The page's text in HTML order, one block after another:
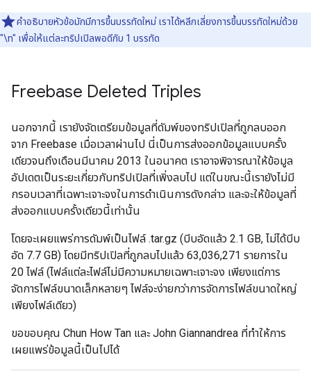
คำอธิบายหัวข้อมักมีการขึ้นบรรทัดใหม่ เราได้หลีกเลี่ยงการขึ้นบรรทัดใหม่ด้วย
"\n" เพื่อให้แต่ละทริปเปิลพอดีกับ 1 บรรทัด
Freebase Deleted Triples
นอกจากนี้ เรายังจัดเตรียมข้อมูลที่ดัมพ์ของทริปเปิลที่ถูกลบออก
จาก Freebase เมื่อเวลาผ่านไป นี่เป็นการส่งออกข้อมูลแบบครั้ง
เดียวจนถึงเดือนมีนาคม 2013 ในอนาคต เราอาจพิจารณาให้ข้อมูล
อัปเดตเป็นระยะเกี่ยวกับทริปเปิลที่เพิ่งลบไป แต่ในขณะนี้เรายังไม่มี
กรอบเวลาที่เฉพาะเจาะจงในการดำเนินการดังกล่าว และจะให้ข้อมูลที่
ส่งออกแบบครั้งเดียวนี้เท่านั้น
โดยจะเผยแพร่การดัมพ์เป็นไฟล์ .tar.gz (บีบอัดแล้ว 2.1 GB, ไม่ได้บีบ
อัด 7.7 GB) โดยมีทริปเปิลที่ถูกลบไปแล้ว 63,036,271 รายการใน
20 ไฟล์ (ไฟล์แต่ละไฟล์ไม่มีความหมายเฉพาะเจาะจง เพียงแต่การ
จัดการไฟล์ขนาดเล็กหลายๆ ไฟล์จะง่ายกว่าการจัดการไฟล์ขนาดใหญ่
เพียงไฟล์เดียว)
ขอขอบคุณ Chun How Tan และ John Giannandrea ที่ทำให้การ
เผยแพร่ข้อมูลนี้เป็นไปได้